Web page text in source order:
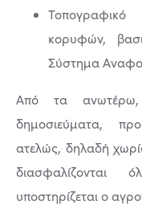
Τοπογραφικό
κορυφών,
Σύστημα
Από τα ανωτέρω,
δημοσιεύματα,
ατελώς, δηλαδή
διασφαλίζονται
υποστηρίζεται ο